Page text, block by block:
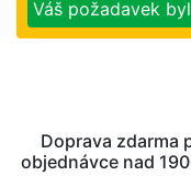
Váš požadavek
Doprava zdarma
objednávce nad